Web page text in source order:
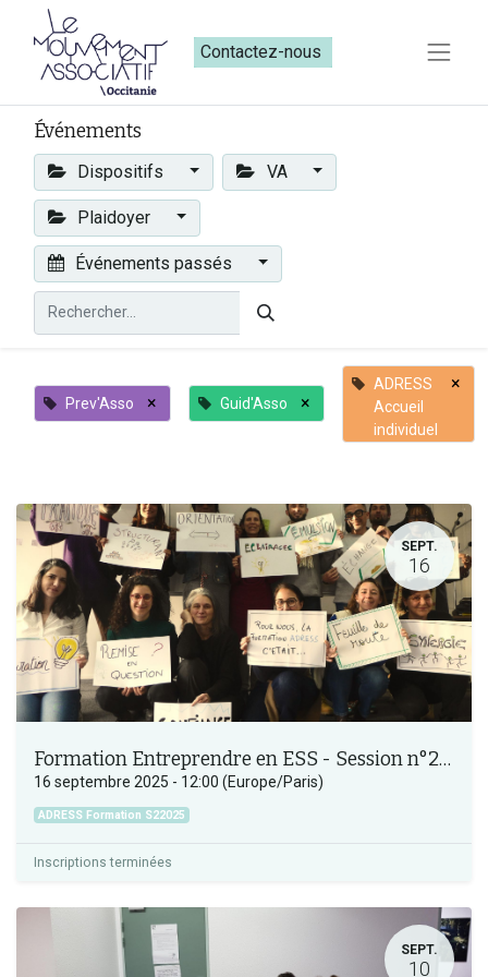
Contactez-nous​​
Événements
Dispositifs VA
Plaidoyer
Événements passés
Prev'Asso × Guid'Asso ×
ADRESS
Accueil
individuel
×
SEPT.
16
Formation Entreprendre en ESS - Session n°2_2025
16 septembre 2025 - 12:00 (Europe/Paris)
ADRESS Formation S22025
Inscriptions terminées
SEPT.
10